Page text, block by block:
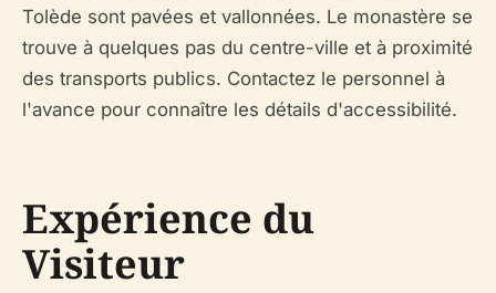
Tolède sont pavées et vallonnées. Le monastère se
trouve à quelques pas du centre-ville et à proximité
des transports publics. Contactez le personnel à
l'avance pour connaître les détails d'accessibilité.
Expérience du
Visiteur